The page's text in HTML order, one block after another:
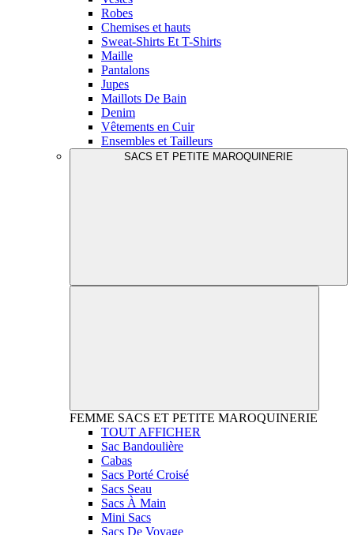
Robes
Chemises et hauts
Sweat-Shirts Et T-Shirts
Maille
Pantalons
Jupes
Maillots De Bain
Denim
Vêtements en Cuir
Ensembles et Tailleurs
SACS ET PETITE MAROQUINERIE
FEMME SACS ET PETITE MAROQUINERIE
TOUT AFFICHER
Sac Bandoulière
Cabas
Sacs Porté Croisé
Sacs Seau
Sacs À Main
Mini Sacs
Sacs De Voyage